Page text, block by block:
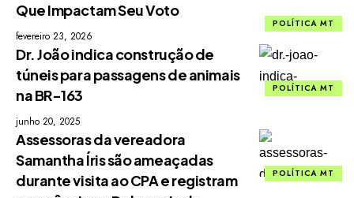
POLÍTICA MT
Que Impactam Seu Voto
fevereiro 23, 2026
POLÍTICA MT
Dr. João indica construção de
túneis para passagens de animais
na BR-163
junho 20, 2025
POLÍTICA MT
Assessoras da vereadora
Samantha Íris são ameaçadas
durante visita ao CPA e registram